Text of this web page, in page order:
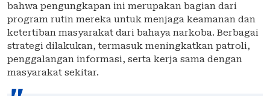
bahwa pengungkapan ini merupakan bagian dari
program rutin mereka untuk menjaga keamanan dan
ketertiban masyarakat dari bahaya narkoba. Berbagai
strategi dilakukan, termasuk meningkatkan patroli,
penggalangan informasi, serta kerja sama dengan
masyarakat sekitar.